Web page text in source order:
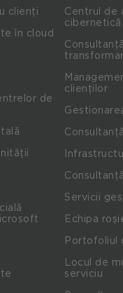
clienți
în cloud
de
Centrul de
cibernetică
clienților
Servicii
Echipa
Portofoliul
Locul de
serviciu